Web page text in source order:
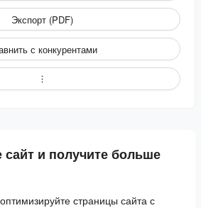
Экспорт (PDF)
с конкурентами
и получите больше
страницы сайта с